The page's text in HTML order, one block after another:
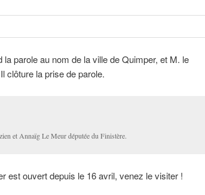
la parole au nom de la ville de Quimper, et M. le
clôture la prise de parole.
et Annaïg Le Meur députée du Finistère.
est ouvert depuis le 16 avril, venez le visiter !